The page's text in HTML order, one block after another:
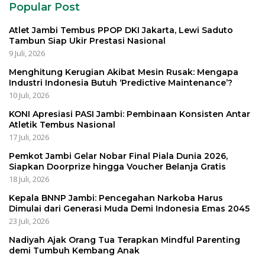
Popular Post
Atlet Jambi Tembus PPOP DKI Jakarta, Lewi Saduto
Tambun Siap Ukir Prestasi Nasional
9 Juli, 2026
Menghitung Kerugian Akibat Mesin Rusak: Mengapa
Industri Indonesia Butuh ‘Predictive Maintenance’?
10 Juli, 2026
KONI Apresiasi PASI Jambi: Pembinaan Konsisten Antar
Atletik Tembus Nasional
17 Juli, 2026
Pemkot Jambi Gelar Nobar Final Piala Dunia 2026,
Siapkan Doorprize hingga Voucher Belanja Gratis
18 Juli, 2026
Kepala BNNP Jambi: Pencegahan Narkoba Harus
Dimulai dari Generasi Muda Demi Indonesia Emas 2045
23 Juli, 2026
Nadiyah Ajak Orang Tua Terapkan Mindful Parenting
demi Tumbuh Kembang Anak